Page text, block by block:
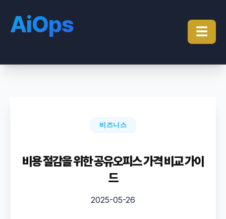
AiOps ☰
비즈니스
비용 절감을 위한 공유오피스 가격 비교 가이
드
2025-05-26